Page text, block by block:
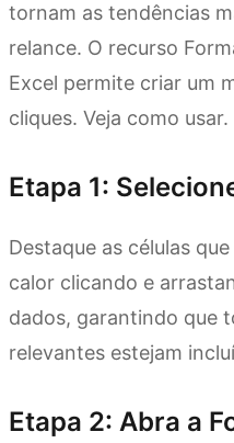
tornam as tendências
relance. O recurso
Excel permite criar um
cliques. Veja como usar.
Etapa 1:
Destaque as células
calor clicando e
dados, garantindo que
relevantes estejam
Etapa 2: Abra a